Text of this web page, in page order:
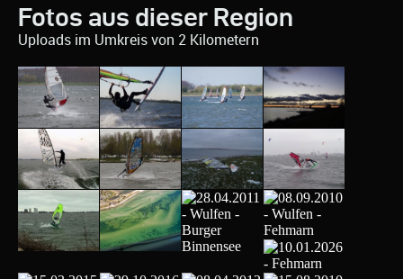
Fotos aus dieser Region
Uploads im Umkreis von 2 Kilometern